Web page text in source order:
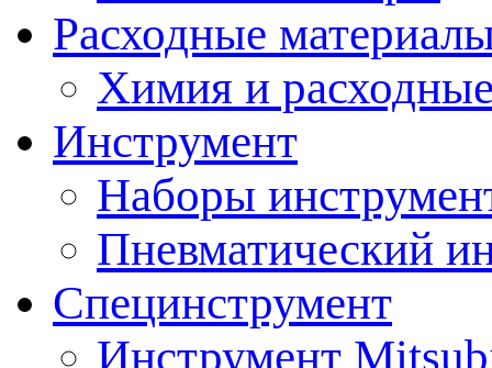
Расходные
Химия и
Инструмент
Наборы
Пневматический
Специнструмент
Инструмент